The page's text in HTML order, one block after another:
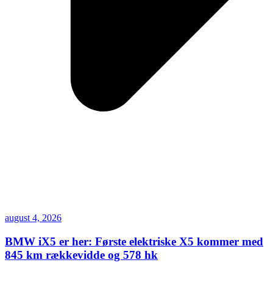
august 4, 2026
BMW iX5 er her: Første elektriske X5 kommer med
845 km rækkevidde og 578 hk